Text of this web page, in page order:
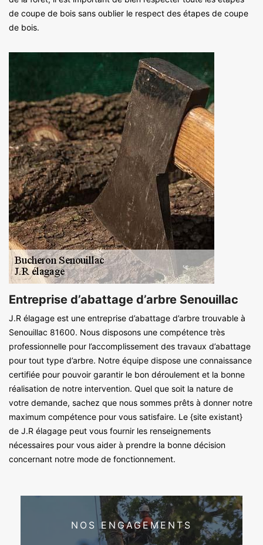
de coupe de bois sans oublier le respect des étapes de coupe
de bois.
Entreprise d’abattage d’arbre Senouillac
J.R élagage est une entreprise d’abattage d’arbre trouvable à
Senouillac 81600. Nous disposons une compétence très
professionnelle pour l’accomplissement des travaux d’abattage
pour tout type d’arbre. Notre équipe dispose une connaissance
certifiée pour pouvoir garantir le bon déroulement et la bonne
réalisation de notre intervention. Quel que soit la nature de
votre demande, sachez que nous sommes prêts à donner notre
maximum compétence pour vous satisfaire. Le {site existant}
de J.R élagage peut vous fournir les renseignements
nécessaires pour vous aider à prendre la bonne décision
concernant notre mode de fonctionnement.
NOS ENGAGEMENTS